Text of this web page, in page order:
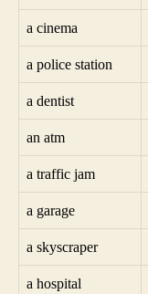
a cinema
a police station
a dentist
an atm
a traffic jam
a garage
a skyscraper
a hospital